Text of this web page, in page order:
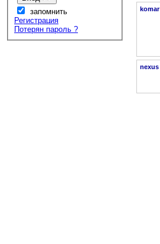
запомнить
Регистрация
Потерян пароль ?
komar
nexus